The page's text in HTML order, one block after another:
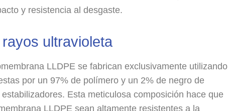
y resistencia al desgaste.
ultravioleta
LLDPE se fabrican exclusivamente utilizando
por un 97% de polímero y un 2% de negro de
Esta meticulosa composición hace que
LLDPE sean altamente resistentes a la